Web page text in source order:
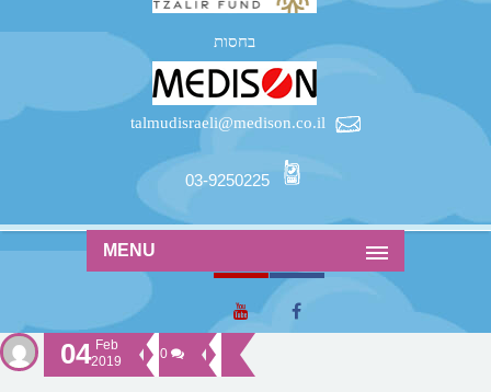
בחסות
talmudisraeli@medison.co.il
03-9250225
MENU
04 Feb
2019
0